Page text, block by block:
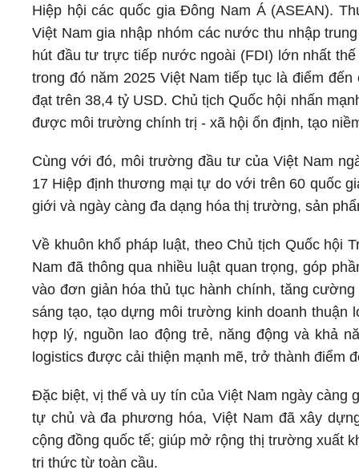
Hiệp hội các quốc gia Đông Nam Á (ASEAN).
Việt Nam gia nhập nhóm các nước thu nhập
hút đầu tư trực tiếp nước ngoài (FDI) lớn nhất
trong đó năm 2025 Việt Nam tiếp tục là điểm
đạt trên 38,4 tỷ USD. Chủ tịch Quốc hội nhấn
được môi trường chính trị - xã hội ổn định, tạo
Cùng với đó, môi trường đầu tư của Việt Nam
17 Hiệp định thương mại tự do với trên 60 quốc
giới và ngày càng đa dạng hóa thị trường, sản
Về khuôn khổ pháp luật, theo Chủ tịch Quốc hội
Nam đã thông qua nhiều luật quan trọng, góp
vào đơn giản hóa thủ tục hành chính, tăng
sáng tạo, tạo dựng môi trường kinh doanh
hợp lý, nguồn lao động trẻ, năng động và khả
logistics được cải thiện mạnh mẽ, trở thành điểm
Đặc biệt, vị thế và uy tín của Việt Nam ngày càng
tự chủ và đa phương hóa, Việt Nam đã xây
cộng đồng quốc tế; giúp mở rộng thị trường xuất
tri thức từ toàn cầu.